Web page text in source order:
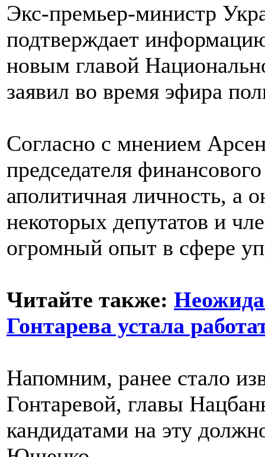
Экс-премьер-министр
подтверждает
новым главой
заявил во время эфира
Согласно с мнением
председателя
аполитичная личность, а
некоторых депутатов и
огромный опыт в сфере
Читайте также:
Гонтарева устала
Напомним, ранее стало
Гонтаревой, главы
кандидатами на эту